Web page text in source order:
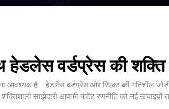
हेडलेस वर्डप्रेस की शक्ति
आवश्यक है। हेडलेस वर्डप्रेस और रिएक्ट की गतिशील
साझेदारी आपकी कंटेंट रणनीति को नई